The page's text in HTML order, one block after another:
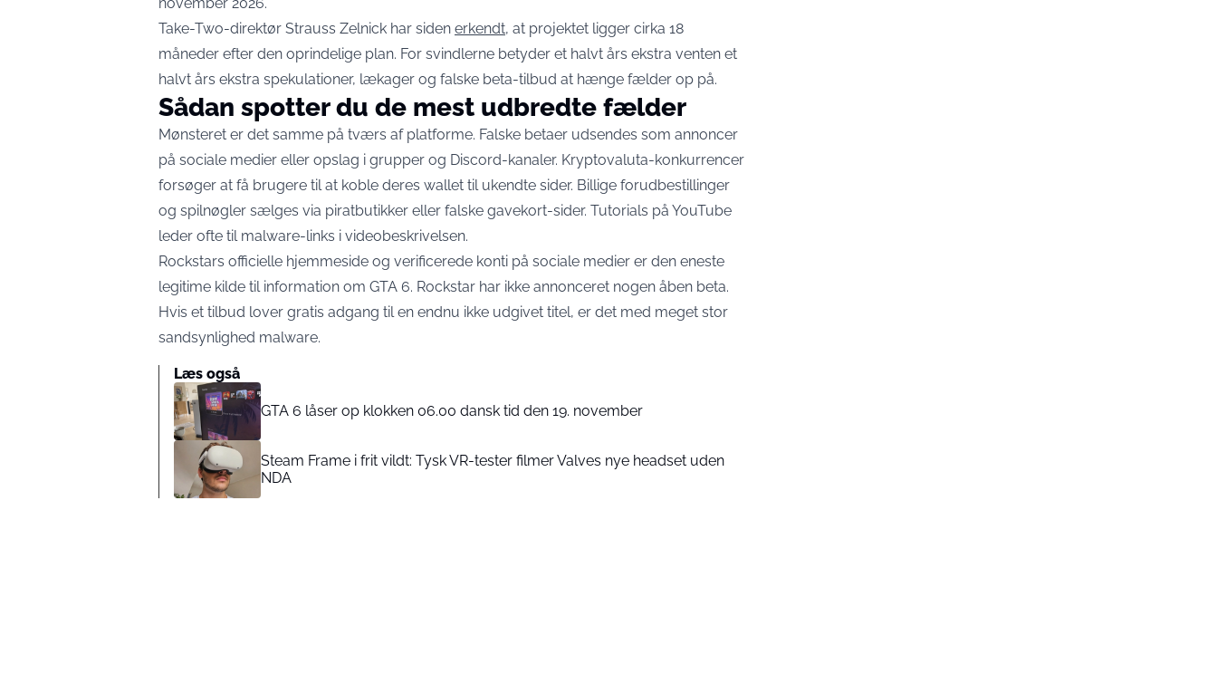
Take-Two-direktør Strauss Zelnick har siden erkendt, at projektet ligger cirka 18
måneder efter den oprindelige plan. For svindlerne betyder et halvt års ekstra venten et
halvt års ekstra spekulationer, lækager og falske beta-tilbud at hænge fælder op på.
Sådan spotter du de mest udbredte fælder
Mønsteret er det samme på tværs af platforme. Falske betaer udsendes som annoncer
på sociale medier eller opslag i grupper og Discord-kanaler. Kryptovaluta-konkurrencer
forsøger at få brugere til at koble deres wallet til ukendte sider. Billige forudbestillinger
og spilnøgler sælges via piratbutikker eller falske gavekort-sider. Tutorials på YouTube
leder ofte til malware-links i videobeskrivelsen.
Rockstars officielle hjemmeside og verificerede konti på sociale medier er den eneste
legitime kilde til information om GTA 6. Rockstar har ikke annonceret nogen åben beta.
Hvis et tilbud lover gratis adgang til en endnu ikke udgivet titel, er det med meget stor
sandsynlighed malware.
Læs også
GTA 6 låser op klokken 06.00 dansk tid den 19. november
Steam Frame i frit vildt: Tysk VR-tester filmer Valves nye headset uden
NDA